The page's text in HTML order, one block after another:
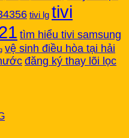
tivi lg tivi
tìm hiểu tivi samsung
vệ sinh điều hòa tại hải
đăng ký thay lõi lọc